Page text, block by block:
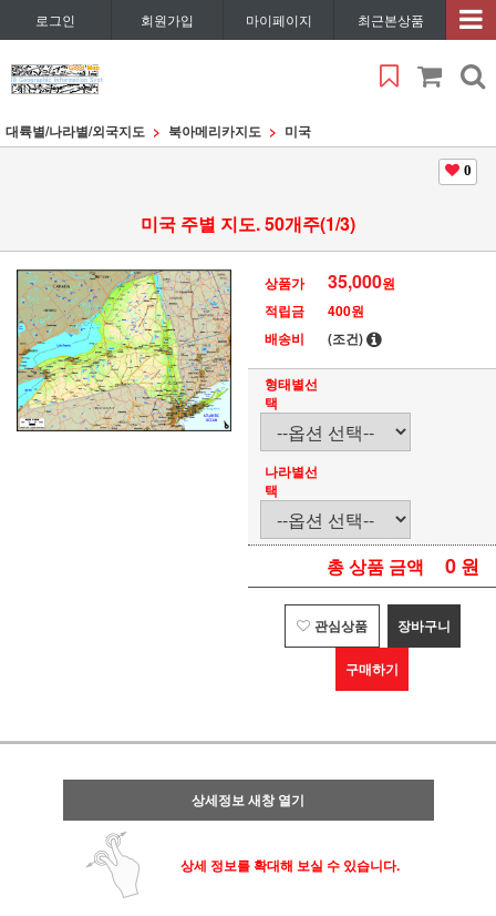
로그인 회원가입 마이페이지 최근본상품
대륙별/나라별/외국지도 북아메리카지도 미국
0
미국 주별 지도. 50개주(1/3)
상품가 35,000원
적립금
400원
배송비
(조건)
형태별선
택
나라별선
택
총 상품 금액 0 원
관심상품 장바구니
구매하기
상세정보 새창 열기
상세 정보를 확대해 보실 수 있습니다.